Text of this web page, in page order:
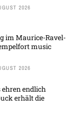
2026
im Maurice-Ravel-
music
2026
endlich
erhält die